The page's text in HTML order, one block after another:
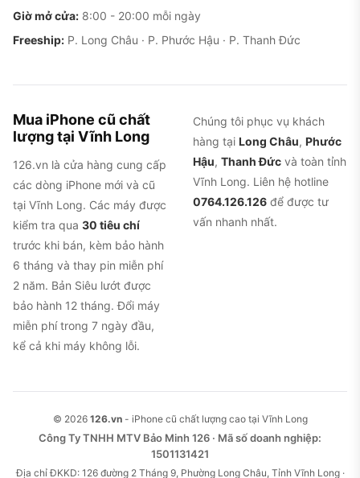
Giờ mở cửa: 8:00 - 20:00 mỗi ngày
Freeship: P. Long Châu · P. Phước Hậu · P. Thanh Đức
Mua iPhone cũ chất
lượng tại Vĩnh Long
126.vn là cửa hàng cung cấp
các dòng iPhone mới và cũ
tại Vĩnh Long. Các máy được
kiểm tra qua 30 tiêu chí
trước khi bán, kèm bảo hành
6 tháng và thay pin miễn phí
2 năm. Bản Siêu lướt được
bảo hành 12 tháng. Đổi máy
miễn phí trong 7 ngày đầu,
kể cả khi máy không lỗi.
Chúng tôi phục vụ khách
hàng tại Long Châu, Phước
Hậu, Thanh Đức và toàn tỉnh
Vĩnh Long. Liên hệ hotline
0764.126.126 để được tư
vấn nhanh nhất.
© 2026 126.vn- iPhone cũ chất lượng cao tại Vĩnh Long
Công Ty TNHH MTV Bảo Minh 126 · Mã số doanh nghiệp:
1501131421
Địa chỉ ĐKKD: 126 đường 2 Tháng 9, Phường Long Châu, Tỉnh Vĩnh Long ·